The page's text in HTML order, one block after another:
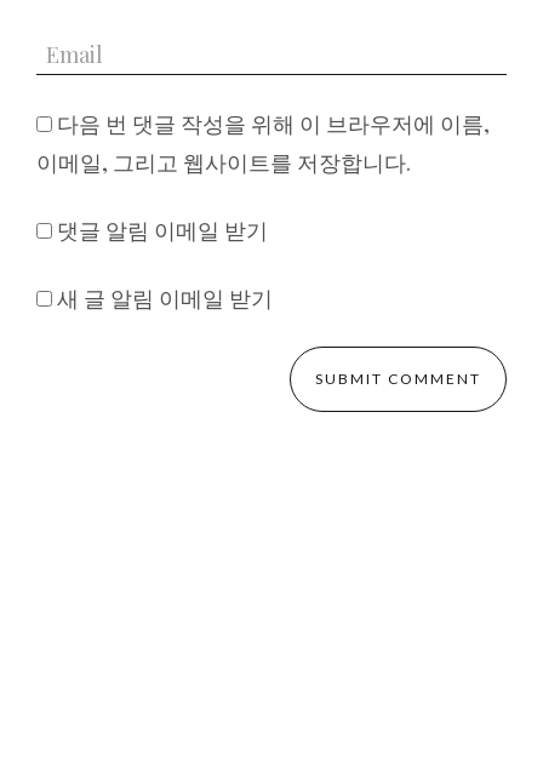
다음 번 댓글 작성을 위해 이 브라우저에 이름,
이메일, 그리고 웹사이트를 저장합니다.
댓글 알림 이메일 받기
새 글 알림 이메일 받기